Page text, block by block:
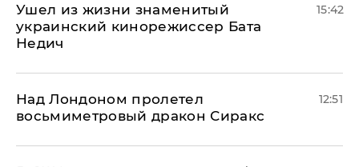
Ушел из жизни знаменитый
украинский кинорежиссер Бата
Недич
15:42
Над Лондоном пролетел
восьмиметровый дракон Сиракс
12:51